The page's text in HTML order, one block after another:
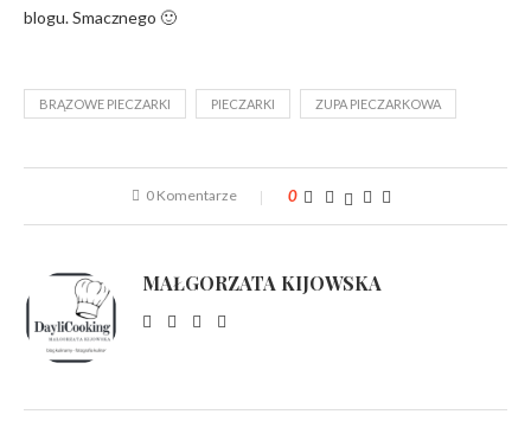
blogu. Smacznego 🙂
BRĄZOWE PIECZARKI PIECZARKI ZUPA PIECZARKOWA
0 Komentarze 0
MAŁGORZATA KIJOWSKA